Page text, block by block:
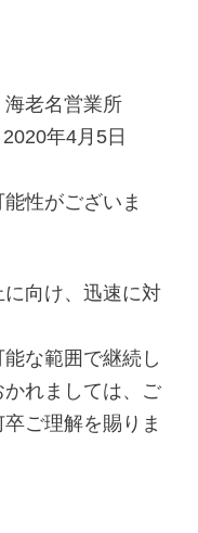
老名営業所
年4月5日
性がございま
向け、迅速に対
な範囲で継続し
れましては、ご
ご理解を賜りま